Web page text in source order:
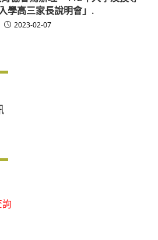
學高三家長說明會」.
2023-02-07
詢